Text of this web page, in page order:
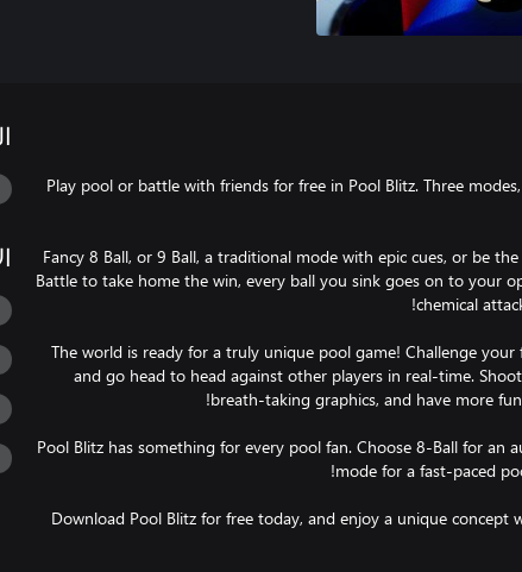
Play pool or battle with friends for free in Pool Blitz. Three
Fancy 8 Ball, or 9 Ball, a traditional mode with epic cues, or be
Battle to take home the win, every ball you sink goes on to your
The world is ready for a truly unique pool game! Challenge
and go head to head against other players in real-time.
Pool Blitz has something for every pool fan. Choose 8-Ball for an
Download Pool Blitz for free today, and enjoy a unique concept